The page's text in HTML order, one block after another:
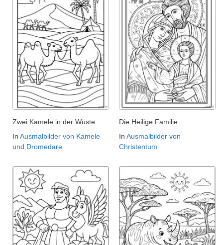
Zwei Kamele in der Wüste
In Ausmalbilder von Kamele
und Dromedare
Die Heilige Familie
In Ausmalbilder von
Christentum